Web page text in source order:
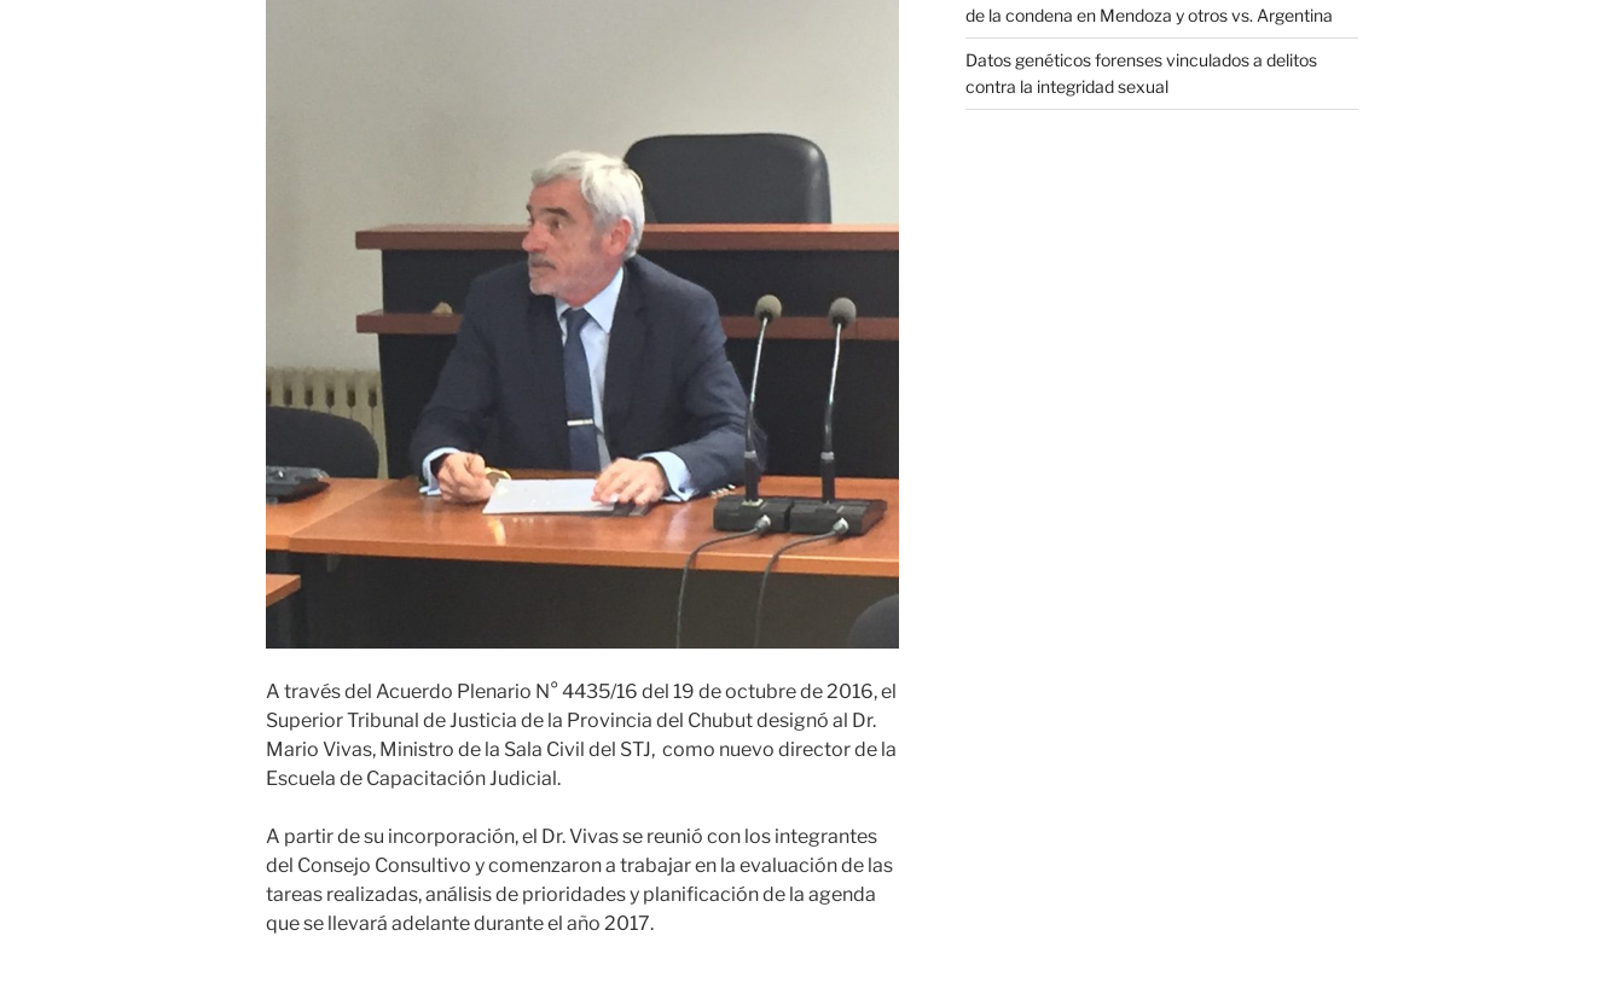
A través del Acuerdo Plenario N° 4435/16 del 19 de octubre de 2016, el
Superior Tribunal de Justicia de la Provincia del Chubut designó al Dr.
Mario Vivas, Ministro de la Sala Civil del STJ, como nuevo director de la
Escuela de Capacitación Judicial.
A partir de su incorporación, el Dr. Vivas se reunió con los integrantes
del Consejo Consultivo y comenzaron a trabajar en la evaluación de las
tareas realizadas, análisis de prioridades y planificación de la agenda
que se llevará adelante durante el año 2017.
de la condena en Mendoza y otros vs. Argentina
Datos genéticos forenses vinculados a delitos
contra la integridad sexual